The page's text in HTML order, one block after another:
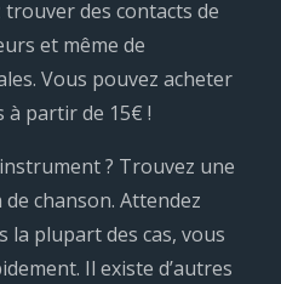
des contacts de
et même de
Vous pouvez acheter
à partir de 15€ !
? Trouvez une
chanson. Attendez
la plupart des cas, vous
Il existe d’autres